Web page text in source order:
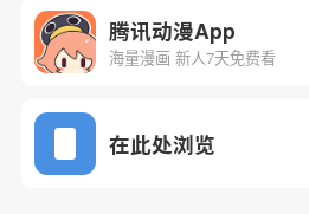
下一话
腾讯动漫App
海量漫画 新人7天免费看
在此处浏览